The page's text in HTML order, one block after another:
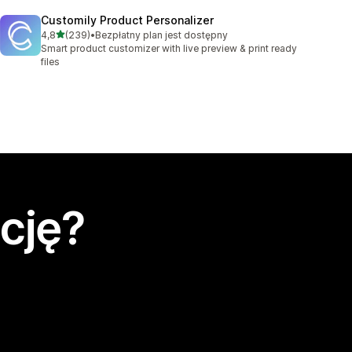
Customily Product Personalizer
4,8na 5 gwiazdek
(239)
Łączna liczba recenzji: 239
•Bezpłatny plan jest dostępny
Smart product customizer with live preview & print ready
files